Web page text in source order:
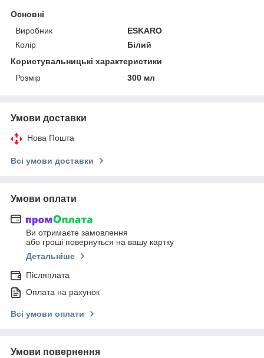
Основні
Виробник
ESKARO
Колір
Білий
Користувальницькі характеристики
Розмір
300 мл
Умови доставки
Нова Пошта
Всі умови доставки
Умови оплати
Ви отримаєте замовлення
або гроші повернуться на вашу картку
Детальніше
Післяплата
Оплата на рахунок
Всі умови оплати
Умови повернення